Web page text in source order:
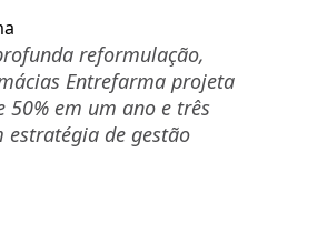
reformulação,
Entrefarma projeta
50% em um ano e três
estratégia de gestão